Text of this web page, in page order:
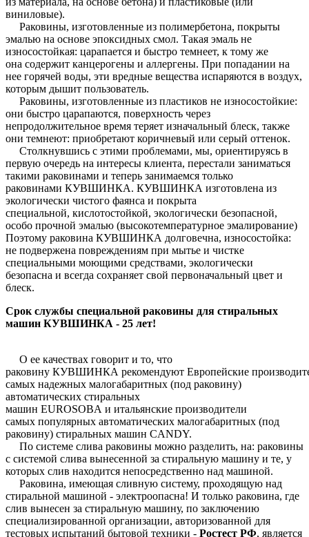
виниловые).
Раковины, изготовленные из полимербетона, покрыты
эмалью на основе эпоксидных смол. Такая эмаль не
износостойкая: царапается и быстро темнеет, к тому же
она содержит канцерогены и аллергены. При попадании на
нее горячей воды, эти вредные вещества испаряются в воздух,
которым дышит пользователь.
Раковины, изготовленные из пластиков не износостойкие:
они быстро царапаются, поверхность через
непродолжительное время теряет изначальный блеск, также
они темнеют: приобретают коричневый или серый оттенок.
Столкнувшись с этими проблемами, мы, ориентируясь в
первую очередь на интересы клиента, перестали заниматься
такими раковинами и теперь занимаемся только
раковинами КУВШИНКА. КУВШИНКА изготовлена из
экологически чистого фаянса и покрыта
специальной, кислотостойкой, экологически безопасной,
особо прочной эмалью (высокотемпературное эмалирование)
Поэтому раковина КУВШИНКА долговечна, износостойка:
не подвержена повреждениям при мытье и чистке
специальными моющими средствами, экологически
безопасна и всегда сохраняет свой первоначальный цвет и
блеск.
Срок службы специальной раковины для стиральных
машин КУВШИНКА - 25 лет!
О ее качествах говорит и то, что
раковину КУВШИНКА рекомендуют Европейские
самых надежных малогабаритных (под раковину)
автоматических стиральных
машин EUROSOBA и итальянские производители
самых популярных автоматических малогабаритных (под
раковину) стиральных машин CANDY.
По системе слива раковины можно разделить, на: раковины
с системой слива вынесенной за стиральную машину и те, у
которых слив находится непосредственно над машиной.
Раковина, имеющая сливную систему, проходящую над
стиральной машиной - электроопасна! И только раковина, где
слив вынесен за стиральную машину, по заключению
специализированной организации, авторизованной для
тестовых испытаний бытовой техники - Ростест РФ, является